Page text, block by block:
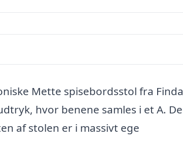
Mette spisebordsstol fra
hvor benene samles i et A.
af stolen er i massivt ege